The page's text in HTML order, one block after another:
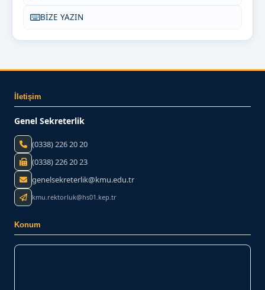
BİZE YAZIN
İletişim
Genel Sekreterlik
(0338) 226 20 20
(0338) 226 20 23
genelsekreterlik@kmu.edu.tr
kmu.rektorluk@hs01.kep.tr
Konum